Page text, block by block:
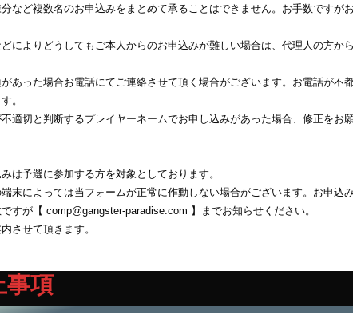
など複数名のお申込みをまとめて承ることはできません。お手数ですが
によりどうしてもご本人からのお申込みが難しい場合は、代理人の方か
あった場合お電話にてご連絡させて頂く場合がございます。お電話が不
。
適切と判断するプレイヤーネームでお申し込みがあった場合、修正をお
は予選に参加する方を対象としております。
末によっては当フォームが正常に作動しない場合がございます。お申込
すが【 comp@gangster-paradise.com 】までお知らせください。
させて頂きます。
事項